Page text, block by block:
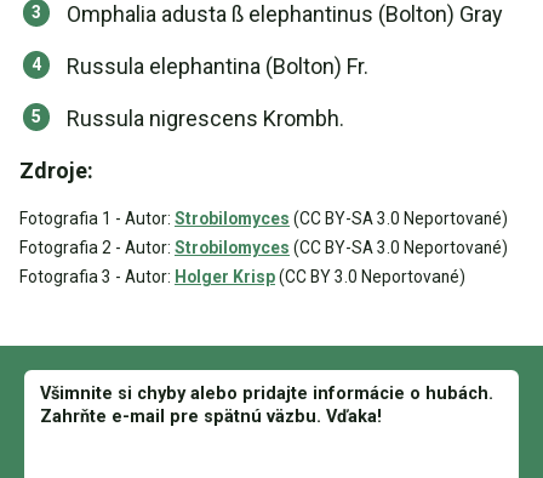
Omphalia adusta ß elephantinus (Bolton) Gray
Russula elephantina (Bolton) Fr.
Russula nigrescens Krombh.
Zdroje:
Fotografia 1 - Autor: Strobilomyces (CC BY-SA 3.0 Neportované)
Fotografia 2 - Autor: Strobilomyces (CC BY-SA 3.0 Neportované)
Fotografia 3 - Autor: Holger Krisp(CC BY 3.0 Neportované)